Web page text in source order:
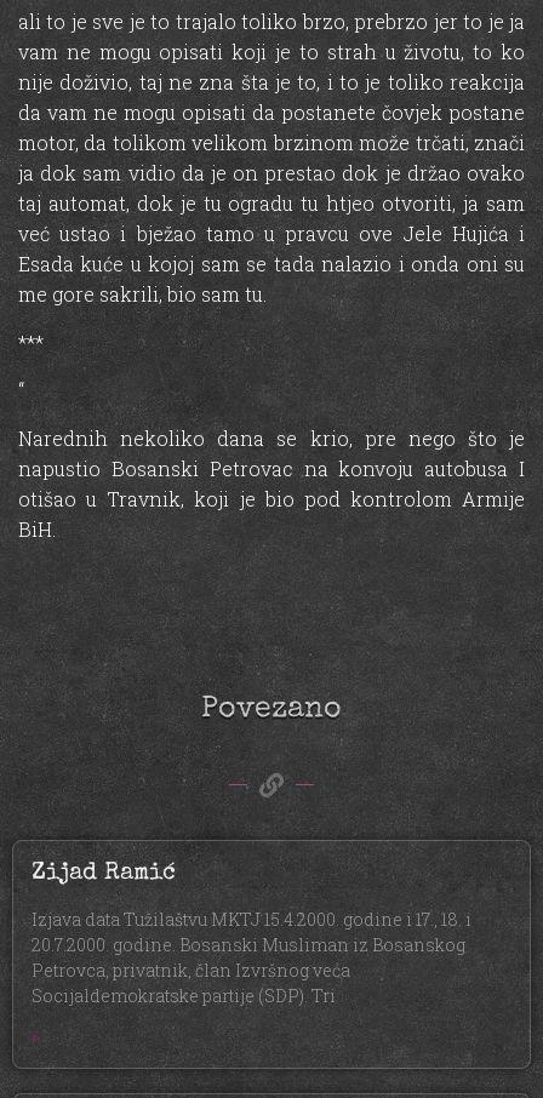
ali to je sve je to trajalo toliko brzo, prebrzo jer to je ja
vam ne mogu opisati koji je to strah u životu, to ko
nije doživio, taj ne zna šta je to, i to je toliko reakcija
da vam ne mogu opisati da postanete čovjek postane
motor, da tolikom velikom brzinom može trčati, znači
ja dok sam vidio da je on prestao dok je držao ovako
taj automat, dok je tu ogradu tu htjeo otvoriti, ja sam
već ustao i bježao tamo u pravcu ove Jele Hujića i
Esada kuće u kojoj sam se tada nalazio i onda oni su
me gore sakrili, bio sam tu.
***
“
Narednih nekoliko dana se krio, pre nego što je
napustio Bosanski Petrovac na konvoju autobusa I
otišao u Travnik, koji je bio pod kontrolom Armije
BiH.
Povezano
Zijad Ramić
Izjava data Tužilaštvu MKTJ 15.4.2000. godine i 17., 18. i
20.7.2000. godine. Bosanski Musliman iz Bosanskog
Petrovca, privatnik, član Izvršnog veća
Socijaldemokratske partije (SDP). Tri
»